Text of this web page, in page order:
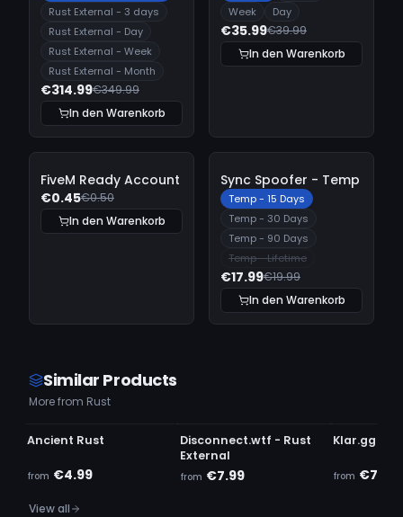
Rust External - 3 days
Rust External - Day
Rust External - Week
Rust External - Month
€314.99€349.99
In den Warenkorb
Week
Day
€35.99€39.99
In den Warenkorb
FiveM Ready Account
€0.45€0.50
In den Warenkorb
Sync Spoofer - Temp
Temp - 15 Days
Temp - 30 Days
Temp - 90 Days
Temp - Lifetime
€17.99€19.99
In den Warenkorb
Similar Products
More from Rust
UNDETECTED
Ancient Rust
from €4.99
Disconnect.wtf - Rust
External
from €7.99
Klar.gg -
from €7.99
View all